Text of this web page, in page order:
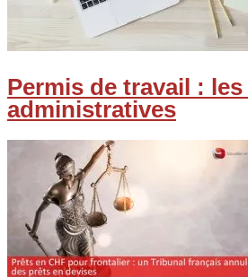
Permis de travail :
administratives